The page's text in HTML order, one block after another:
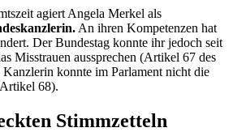
agiert Angela Merkel als
An ihren Kompetenzen hat
Der Bundestag konnte ihr jedoch seit
Misstrauen aussprechen (Artikel 67 des
Kanzlerin konnte im Parlament nicht die
68).
Stimmzetteln